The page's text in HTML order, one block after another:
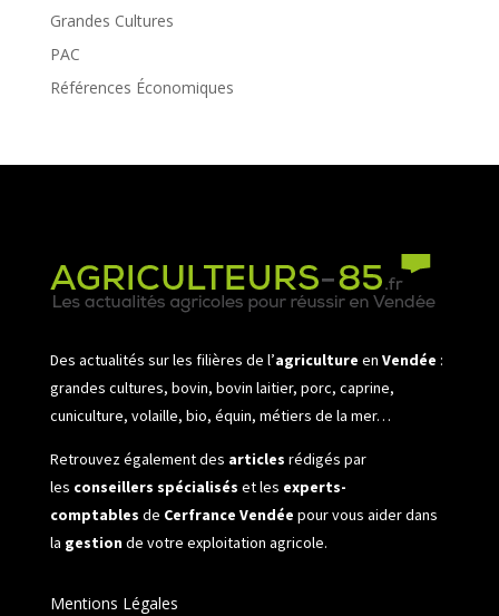
Grandes Cultures
PAC
Références Économiques
Des actualités sur les filières de l’agriculture en Vendée :
grandes cultures, bovin, bovin laitier, porc, caprine,
cuniculture, volaille, bio, équin, métiers de la mer…
Retrouvez également des articles rédigés par
les conseillers spécialisés et les experts-
comptables de Cerfrance Vendée pour vous aider dans
la gestionde votre exploitation agricole.
Mentions Légales